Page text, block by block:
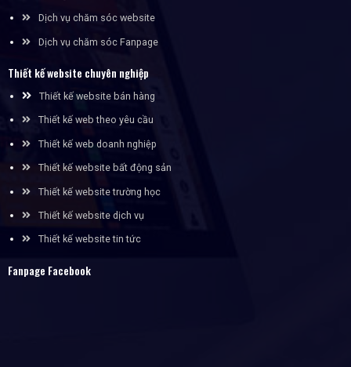
Dịch vụ chăm sóc website
Dịch vụ chăm sóc Fanpage
Thiết kế website chuyên nghiệp
Thiết kế website bán hàng
Thiết kế web theo yêu cầu
Thiết kế web doanh nghiệp
Thiết kế website bất động sản
Thiết kế website trường học
Thiết kế website dịch vụ
Thiết kế website tin tức
Fanpage Facebook